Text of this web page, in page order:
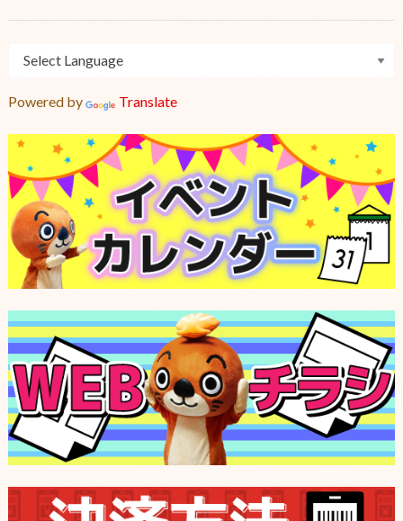
Powered by Translate